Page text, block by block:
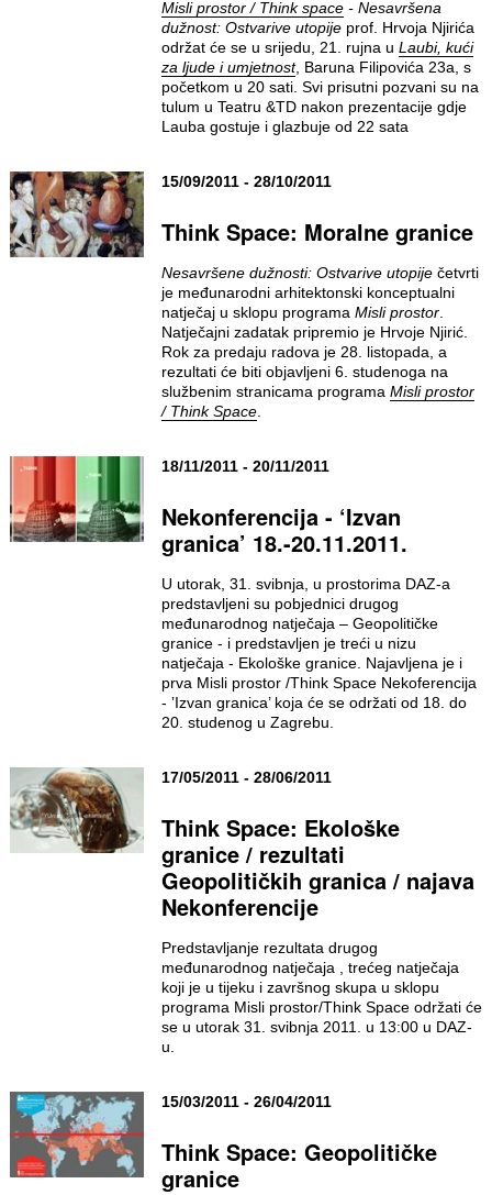
Misli prostor / Think space- Nesavršena
dužnost: Ostvarive utopijeprof. Hrvoja Njirića
održat će se u srijedu, 21. rujna u Laubi, kući
za ljude i umjetnost, Baruna Filipovića 23a, s
početkom u 20 sati. Svi prisutni pozvani su na
tulum u Teatru &TD nakon prezentacije gdje
Lauba gostuje i glazbuje od 22 sata
15/09/2011 - 28/10/2011
Think Space: Moralne granice
Nesavršene dužnosti: Ostvarive utopiječetvrti
je međunarodni arhitektonski konceptualni
natječaj u sklopu programa Misli prostor.
Natječajni zadatak pripremio je Hrvoje Njirić.
Rok za predaju radova je 28. listopada, a
rezultati će biti objavljeni 6. studenoga na
službenim stranicama programa Misli prostor
/ Think Space.
18/11/2011 - 20/11/2011
Nekonferencija - ‘Izvan
granica’ 18.-20.11.2011.
U utorak, 31. svibnja, u prostorima DAZ-a
predstavljeni su pobjednici drugog
međunarodnog natječaja – Geopolitičke
granice - i predstavljen je treći u nizu
natječaja - Ekološke granice. Najavljena je i
prva Misli prostor /Think Space Nekoferencija
- ‛Izvan granica’ koja će se održati od 18. do
20. studenog u Zagrebu.
17/05/2011 - 28/06/2011
Think Space: Ekološke
granice / rezultati
Geopolitičkih granica / najava
Nekonferencije
Predstavljanje rezultata drugog
međunarodnog natječaja , trećeg natječaja
koji je u tijeku i završnog skupa u sklopu
programa Misli prostor/Think Space održati će
se u utorak 31. svibnja 2011. u 13:00 u DAZ-
u.
15/03/2011 - 26/04/2011
Think Space: Geopolitičke
granice